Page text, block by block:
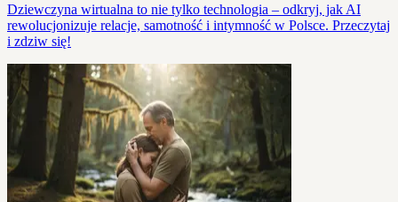
Dziewczyna wirtualna to nie tylko technologia – odkryj, jak AI
rewolucjonizuje relacje, samotność i intymność w Polsce. Przeczytaj
i zdziw się!